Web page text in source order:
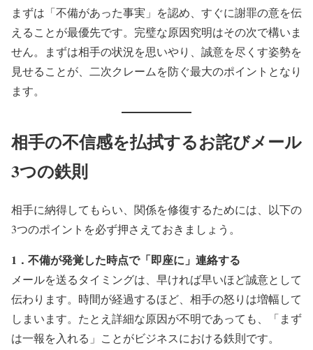
まずは「不備があった事実」を認め、すぐに謝罪の意を伝
えることが最優先です。完璧な原因究明はその次で構いま
せん。まずは相手の状況を思いやり、誠意を尽くす姿勢を
見せることが、二次クレームを防ぐ最大のポイントとなり
ます。
相手の不信感を払拭するお詫びメール
3つの鉄則
相手に納得してもらい、関係を修復するためには、以下の
3つのポイントを必ず押さえておきましょう。
1．不備が発覚した時点で「即座に」連絡する
メールを送るタイミングは、早ければ早いほど誠意として
伝わります。時間が経過するほど、相手の怒りは増幅して
しまいます。たとえ詳細な原因が不明であっても、「まず
は一報を入れる」ことがビジネスにおける鉄則です。